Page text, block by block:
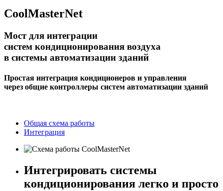
CoolMasterNet
Мост для интеграции
систем кондиционирования воздуха
в системы автоматизации зданий
Простая интеграция кондиционеров и управления
через общие контроллеры систем автоматизации зданий
Общая схема работы
Интеграция
Интегрировать системы
кондиционирования легко и просто